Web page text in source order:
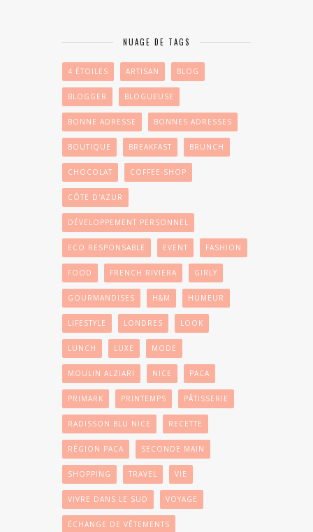
NUAGE DE TAGS
4 ÉTOILES ARTISAN BLOG
BLOGGER BLOGUEUSE
BONNE ADRESSE BONNES ADRESSES
BOUTIQUE BREAKFAST BRUNCH
CHOCOLAT COFFEE-SHOP
CÔTE D'AZUR
DÉVELOPPEMENT PERSONNEL
ECO RESPONSABLE EVENT FASHION
FOOD FRENCH RIVIERA GIRLY
GOURMANDISES H&M HUMEUR
LIFESTYLE LONDRES LOOK
LUNCH LUXE MODE
MOULIN ALZIARI NICE PACA
PRIMARK PRINTEMPS PÂTISSERIE
RADISSON BLU NICE RECETTE
RÉGION PACA SECONDE MAIN
SHOPPING TRAVEL VIE
VIVRE DANS LE SUD VOYAGE
ÉCHANGE DE VÊTEMENTS